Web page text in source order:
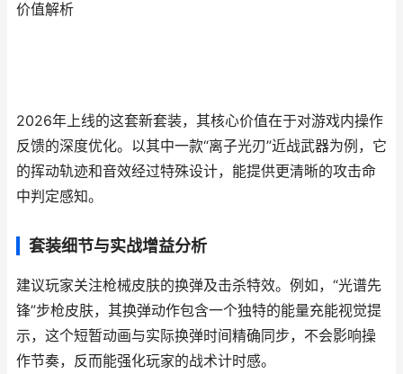
价值解析
2026年上线的这套新套装，其核心价值在于对游戏内操作
反馈的深度优化。以其中一款“离子光刃”近战武器为例，它
的挥动轨迹和音效经过特殊设计，能提供更清晰的攻击命
中判定感知。
套装细节与实战增益分析
建议玩家关注枪械皮肤的换弹及击杀特效。例如，“光谱先
锋”步枪皮肤，其换弹动作包含一个独特的能量充能视觉提
示，这个短暂动画与实际换弹时间精确同步，不会影响操
作节奏，反而能强化玩家的战术计时感。